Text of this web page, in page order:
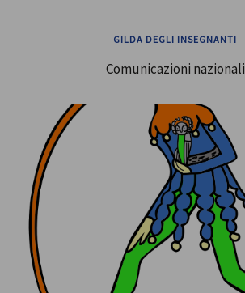
GILDA DEGLI INSEGNANTI
Comunicazioni nazionali